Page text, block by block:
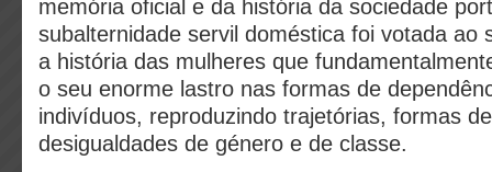
memória oficial e da história da sociedade
subalternidade servil doméstica foi votada ao
a história das mulheres que
o seu enorme lastro nas formas de
indivíduos, reproduzindo trajetórias, formas
desigualdades de género e de classe.